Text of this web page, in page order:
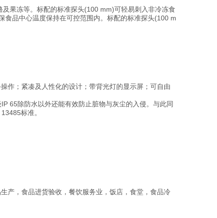
果冻等。标配的标准探头(100 mm)可轻易刺入非冷冻食
品中心温度保持在可控范围内。标配的标准探头(100 m
作；紧凑及人性化的设计；带背光灯的显示屏；可自由
65除防水以外还能有效防止脏物与灰尘的入侵。与此同
标准。
产，食品进货验收，餐饮服务业，饭店，食堂，食品冷